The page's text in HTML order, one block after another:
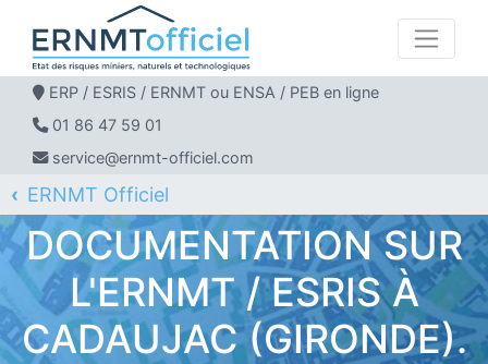
ERP / ESRIS / ERNMT ou ENSA / PEB en ligne
01 86 47 59 01
service@ernmt-officiel.com
ERNMT Officiel
ERP / ESRIS / ERNMT pour CADAUJAC
DOCUMENTATION SUR
L'ERNMT / ESRIS À
CADAUJAC (GIRONDE).